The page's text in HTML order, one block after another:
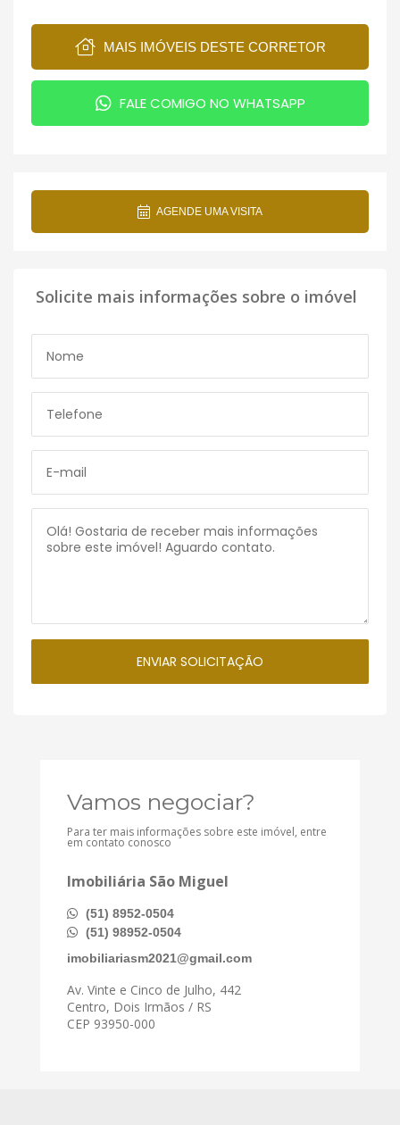
MAIS IMÓVEIS DESTE CORRETOR
FALE COMIGO NO WHATSAPP
AGENDE UMA VISITA
Solicite mais informações sobre o imóvel
Vamos negociar?
Para ter mais informações sobre este imóvel, entre
em contato conosco
Imobiliária São Miguel
(51) 8952-0504
(51) 98952-0504
imobiliariasm2021@gmail.com
Av. Vinte e Cinco de Julho, 442
Centro, Dois Irmãos / RS
CEP 93950-000